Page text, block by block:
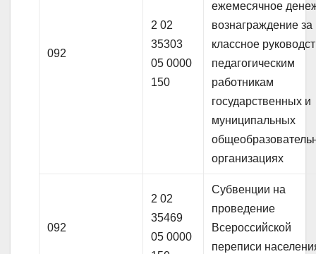
092
2 02
35303
05 0000
150
ежемесячное
вознаграждение за
классное
педагогическим
работникам
государственных и
муниципальных
организациях
092
2 02
35469
05 0000
Субвенции на
проведение
Всероссийской
переписи